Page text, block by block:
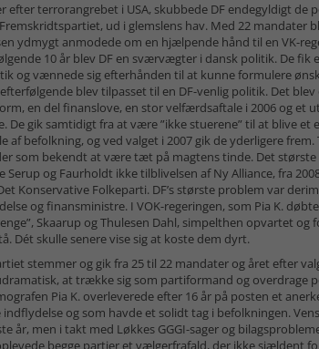
efter terrorangrebet i USA, skubbede DF endegyldigt de
ud i glemslens hav. Med 22 mandater
ydmygt anmodede om en hjælpende hånd til en VK-
10 år blev DF en sværvægter i dansk politik. De fik
og vænnede sig efterhånden til at kunne formulere
blev tilpasset til en DF-venlig politik. Det
en del finanslove, en stor velfærdsaftale i 2006 og et
De gik samtidigt fra at være ”ikke stuerene” til at blive et
af befolkning, og ved valget i 2007 gik de yderligere
som bekendt at være tæt på magtens tinde. Det
Serup og Faurholdt ikke tilblivelsen af Ny Alliance, fra
Konservative Folkeparti. DF’s største problem var
og finansministre. I VOK-regeringen, som Pia K.
Skaarup og Thulesen Dahl, simpelthen opvartet
Dét skulle senere vise sig at koste dem dyrt.
stemmer og gik fra 25 til 22 mandater og året efter
at trække sig som partiformand og overdrage
Pia K. overleverede efter 16 år på posten et
og som havde et solidt tag i befolkningen.
år, men i takt med Løkkes GGGI-sager og
begge partier et vælgerfrafald, der ikke sjældent